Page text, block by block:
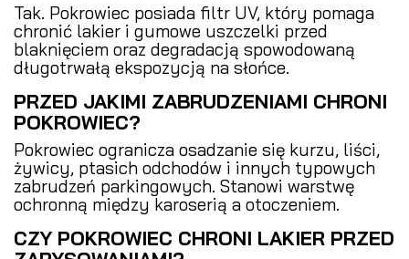
Tak. Pokrowiec posiada filtr UV, który pomaga
chronić lakier i gumowe uszczelki przed
blaknięciem oraz degradacją spowodowaną
długotrwałą ekspozycją na słońce.
PRZED JAKIMI ZABRUDZENIAMI CHRONI
POKROWIEC?
Pokrowiec ogranicza osadzanie się kurzu, liści,
żywicy, ptasich odchodów i innych typowych
zabrudzeń parkingowych. Stanowi warstwę
ochronną między karoserią a otoczeniem.
CZY POKROWIEC CHRONI LAKIER PRZED